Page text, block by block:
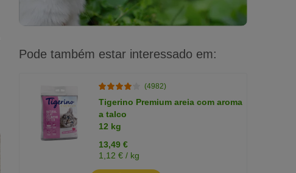
Pode também estar interessado em:
(4982)
Tigerino Premium areia com aroma
a talco
12 kg
13,49 €
1,12 € / kg